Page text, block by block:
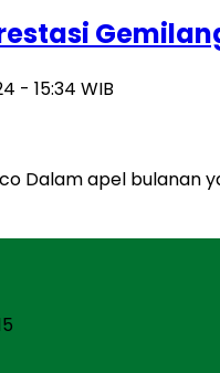
- 15:34 WIB
Dalam apel